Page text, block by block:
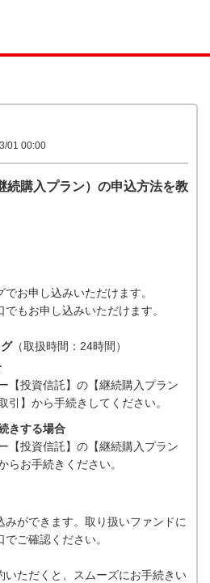
01 00:00
続購入プラン）の申込方法を教
お申し込みいただけます。
もお申し込みいただけます。
（取扱時間：24時間）
【投資信託】の【継続購入プラン
引】から手続きしてください。
きする場合
【投資信託】の【継続購入プラン
らお手続きください。
みができます。取り扱いファンドに
ご確認ください。
いただくと、スムーズにお手続きい